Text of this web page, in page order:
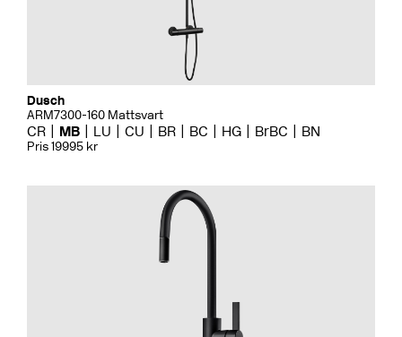
Dusch
ARM7300-160 Mattsvart
CR MB LU CU BR BC HG BrBC BN
Pris 19995 kr